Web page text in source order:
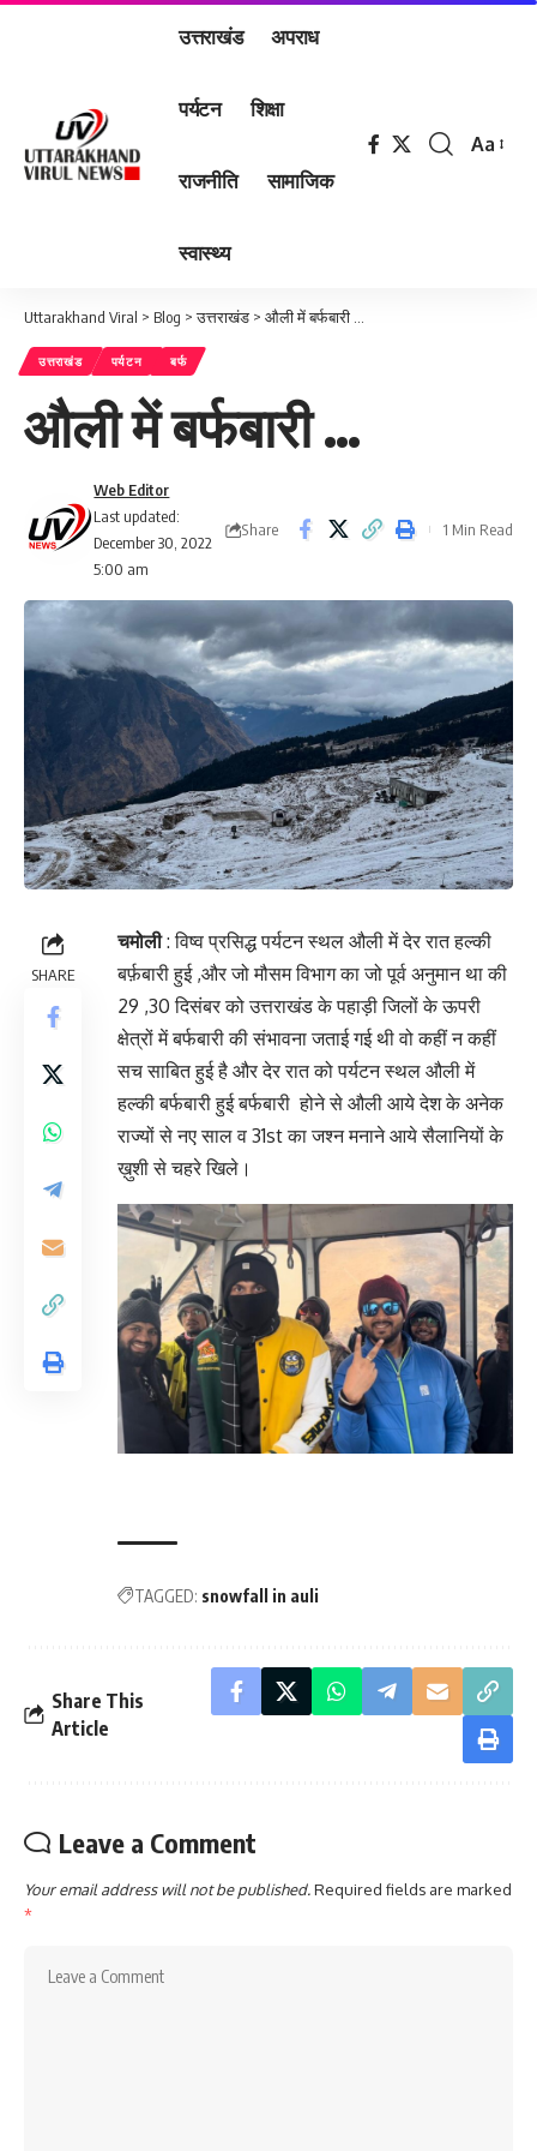
उत्तराखंड अपराध
पर्यटन शिक्षा
राजनीति सामाजिक
स्वास्थ्य
Font
Aa
Uttarakhand Viral > Blog >उत्तराखंड > औली में बर्फबारी …
उत्तराखंड पर्यटन बर्फ
औली में बर्फबारी …
Last updated:
December 30, 2022
5:00 am
Web Editor
Share 1 Min Read
SHARE
चमोली: विष्व प्रसिद्ध पर्यटन स्थल औली में देर रात हल्की
बर्फ़बारी हुई ,और जो मौसम विभाग का जो पूर्व अनुमान था की
29 ,30 दिसंबर को उत्तराखंड के पहाड़ी जिलों के ऊपरी
क्षेत्रों में बर्फबारी की संभावना जताई गई थी वो कहीं न कहीं
सच साबित हुई है और देर रात को पर्यटन स्थल औली में
हल्की बर्फबारी हुई बर्फबारी होने से औली आये देश के अनेक
राज्यों से नए साल व 31st का जश्न मनाने आये सैलानियों के
ख़ुशी से चहरे खिले।
TAGGED: snowfall in auli
Share This
Article
Leave a Comment
Your email address will not be published.Required fields are marked
*